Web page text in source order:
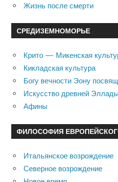
Жизнь после смерти
СРЕДИЗЕМНОМОРЬЕ
Крито — Микенская
Кикладская культура
Богу вечности Эону
Искусство древней Эллады
Афины
ФИЛОСОФИЯ
Итальянское возрождение
Северное возрождение